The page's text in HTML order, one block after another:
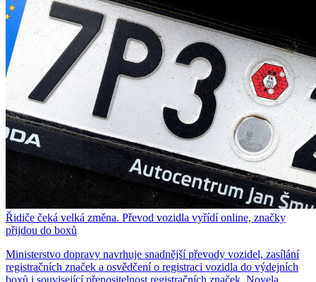
Řidiče čeká velká změna. Převod vozidla vyřídí online, značky
přijdou do boxů
Ministerstvo dopravy navrhuje snadnější převody vozidel, zasílání
registračních značek a osvědčení o registraci vozidla do výdejních
boxů i související přenositelnost registračních značek. Novela